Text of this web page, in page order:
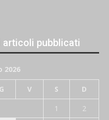
pubblicati
2026
G V S D
1
2